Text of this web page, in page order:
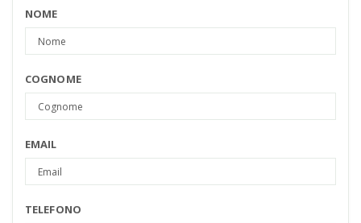
NOME
COGNOME
EMAIL
TELEFONO